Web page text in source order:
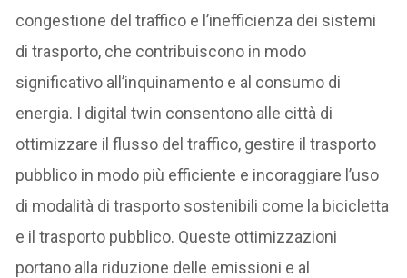
congestione del traffico e l’inefficienza dei sistemi
di trasporto, che contribuiscono in modo
significativo all’inquinamento e al consumo di
energia. I digital twin consentono alle città di
ottimizzare il flusso del traffico, gestire il trasporto
pubblico in modo più efficiente e incoraggiare l’uso
di modalità di trasporto sostenibili come la bicicletta
e il trasporto pubblico. Queste ottimizzazioni
portano alla riduzione delle emissioni e al